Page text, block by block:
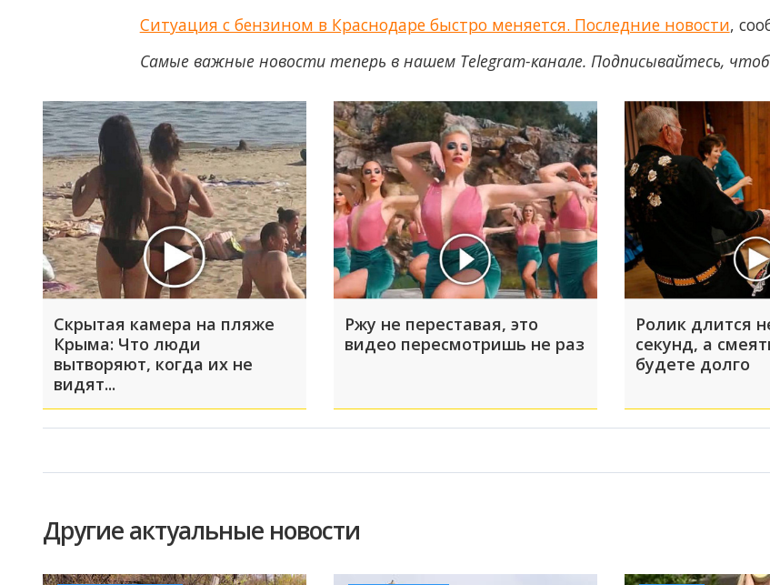
Ситуация с бензином в Краснодаре быстро меняется. Последние новости,
Самые важные новости теперь в нашем Telegram-канале. Подписывайтесь,
Скрытая камера на пляже
Крыма: Что люди
вытворяют, когда их не
видят...
Ржу не переставая, это
видео пересмотришь не раз
Ролик длится
секунд, а
будете долго
Другие актуальные новости